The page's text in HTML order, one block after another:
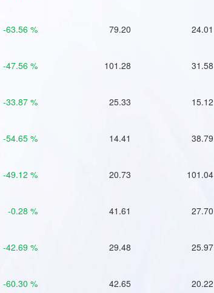
-63.56 % 79.20 24.01
-47.56 % 101.28 31.58
-33.87 % 25.33 15.12
-54.65 % 14.41 38.79
-49.12 % 20.73 101.04
-0.28 % 41.61 27.70
-42.69 % 29.48 25.97
-60.30 % 42.65 20.22